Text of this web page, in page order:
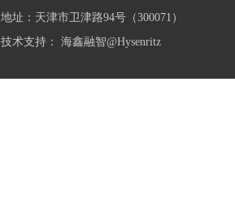
地址：天津市卫津路94号（300071）
技术支持： 海鑫融智@Hysenritz